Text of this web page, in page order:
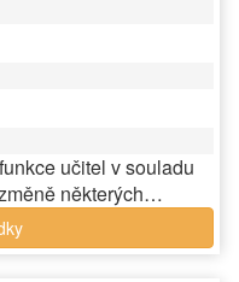
učitel v souladu
některých…